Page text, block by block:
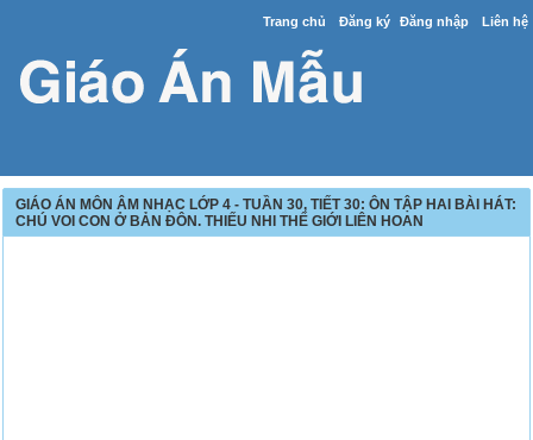
Trang chủ Đăng ký Đăng nhập Liên hệ
GIÁO ÁN MÔN ÂM NHẠC LỚP 4 - TUẦN 30, TIẾT 30: ÔN TẬP HAI BÀI HÁT:
CHÚ VOI CON Ở BẢN ĐÔN. THIẾU NHI THẾ GIỚI LIÊN HOAN